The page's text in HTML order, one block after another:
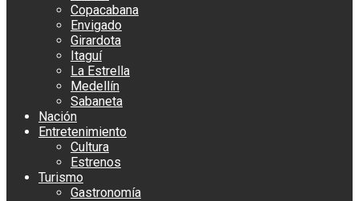
Copacabana
Envigado
Girardota
Itaguí
La Estrella
Medellín
Sabaneta
Nación
Entretenimiento
Cultura
Estrenos
Turismo
Gastronomía